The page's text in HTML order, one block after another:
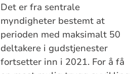
Det er fra sentrale
myndigheter bestemt at
perioden med maksimalt 50
deltakere i gudstjenester
fortsetter inn i 2021. For å få